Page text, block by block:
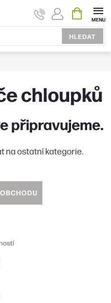
HLEDAT
KOŠÍK
chloupků
připravujeme.
na ostatní kategorie.